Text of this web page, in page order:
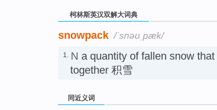
柯林斯英汉双解大词典
snowpack /ˈsnəʊˌpæk/
1. N a quantity of fallen snow
together 积雪
同近义词